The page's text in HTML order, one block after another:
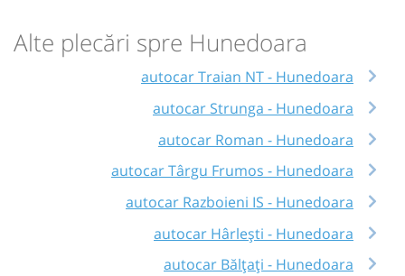
Alte plecări spre Hunedoara
autocar Traian NT - Hunedoara
autocar Strunga - Hunedoara
autocar Roman - Hunedoara
autocar Târgu Frumos - Hunedoara
autocar Razboieni IS - Hunedoara
autocar Hârlești - Hunedoara
autocar Bălțați - Hunedoara